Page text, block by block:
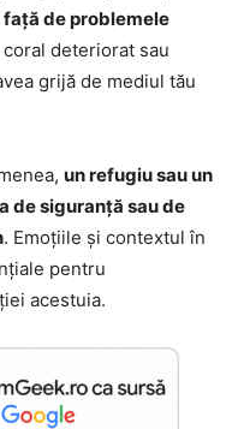
de problemele
deteriorat sau
grijă de mediul tău
un refugiu sau un
de siguranță sau de
. Emoțiile și contextul în
pentru
acestuia.